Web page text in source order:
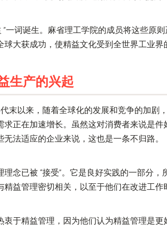
”一词诞生。麻省理工学院的成员将这些原
球大获成功，使精益文化受到全世界工业界
生产的兴起
末以来，随着全球化的发展和竞争的加剧
求正在加速增长。虽然这对消费者来说是
无法适应的企业来说，这也是一条不归路。
理念已被 “接受”。它是良好实践的一部分
精益管理密切相关，以至于他们在改进工作
衷于精益管理，因为他们认为精益管理是